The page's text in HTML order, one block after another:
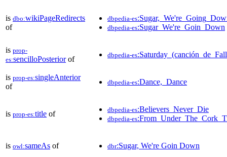
is dbo:wikiPageRedirects
of
dbpedia-es
dbpedia-es:Sugar_We're_Goin_Down
is prop-
es:sencilloPosteriorof dbpedia-es
is prop-es:singleAnterior
of
dbpedia-es:Dance,_Dance
is prop-es:title of dbpedia-es:Believers_Never_Die
dbpedia-es
is owl:sameAs of dbr:Sugar, We're Goin Down